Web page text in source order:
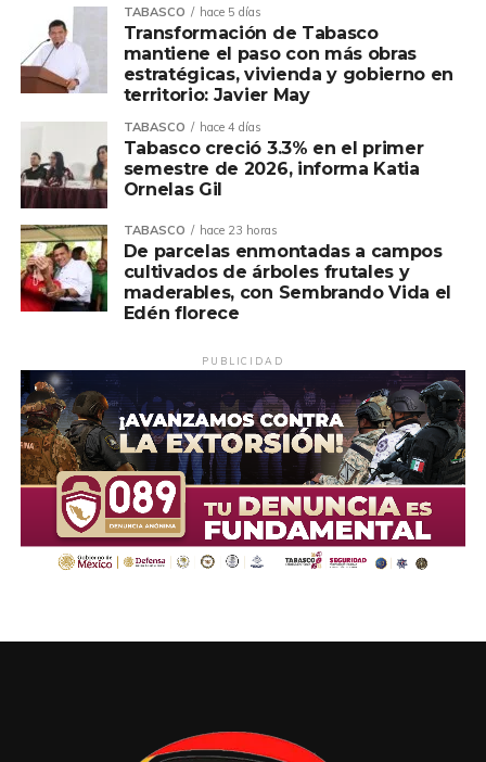
TABASCO hace 5 días
Transformación de Tabasco
mantiene el paso con más obras
estratégicas, vivienda y gobierno en
territorio: Javier May
TABASCO hace 4 días
Tabasco creció 3.3% en el primer
semestre de 2026, informa Katia
Ornelas Gil
TABASCO hace 23 horas
De parcelas enmontadas a campos
cultivados de árboles frutales y
maderables, con Sembrando Vida el
Edén florece
PUBLICIDAD